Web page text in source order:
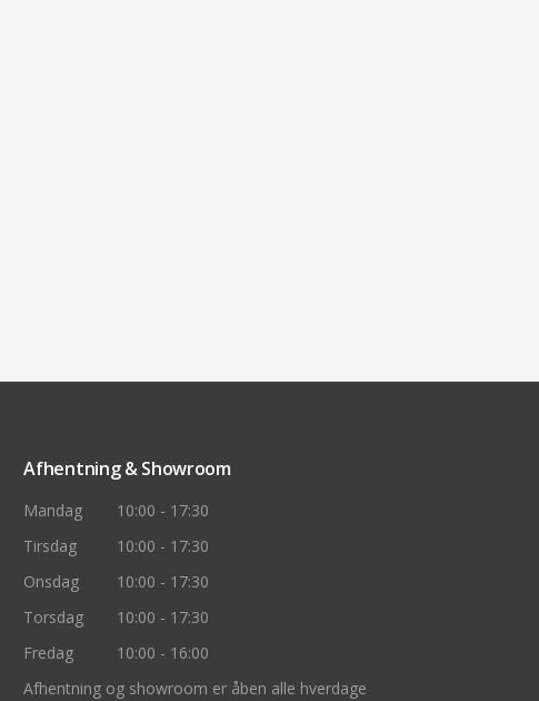
Afhentning & Showroom
Mandag
10:00 - 17:30
Tirsdag
10:00 - 17:30
Onsdag
10:00 - 17:30
Torsdag
10:00 - 17:30
Fredag
10:00 - 16:00
Afhentning og showroom er åben alle hverdage